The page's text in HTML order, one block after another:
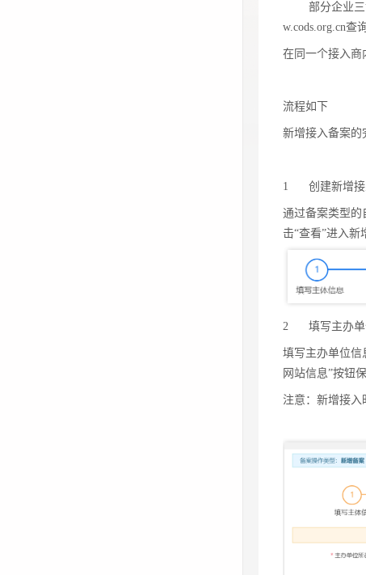
在同一个接入
击“查看”进入新
填写主办单
网站信息”按钮
注意：新增接
部分企业
w.cods.org.cn查询
在同一个接入商
流程如下
新增接入备案的
1 创建新增
通过备案类型的
击“查看”进入新
2 填写主办
填写主办单位信
网站信息”按钮
注意：新增接入